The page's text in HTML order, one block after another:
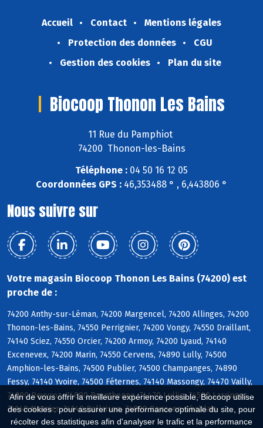
Afin de vous offrir la meilleure expérience possible, Biocoop utilise
des cookies : pour assurer une performance optimale du site, pour
récolter des statistiques afin d'analyser le trafic et la performance
Accueil Contact
Mentions légales
Protection des données
CGU
Gestion des cookies
Plan du site
Biocoop Thonon Les Bains
11 Rue du Pamphiot
74200 Thonon-les-Bains
Téléphone : 04 50 16 12 05
Coordonnées GPS : 46,353488 ° , 6,443806 °
Nous suivre sur
Votre magasin Biocoop Thonon Les Bains (74200) est
proche de :
74200 Anthy-sur-Léman, 74200 Margencel, 74200 Allinges, 74200
Thonon-les-Bains, 74550 Perrignier, 74200 Vongy, 74550 Draillant,
74140 Sciez, 74550 Orcier, 74200 Armoy, 74200 Lyaud, 74140
Excenevex, 74200 Marin, 74550 Cervens, 74890 Lully, 74500
Amphion-les-Bains, 74500 Publier, 74500 Champanges, 74890
Fessy, 74140 Yvoire, 74500 Féternes, 74140 Massongy, 74470 Vailly,
74200 Reyvroz, 74890 Brenthonne, 74470 Lullin, 74500 Larringes,
74140 Nernier, 74140 Ballaison, 74890 Bons-en-Chablais